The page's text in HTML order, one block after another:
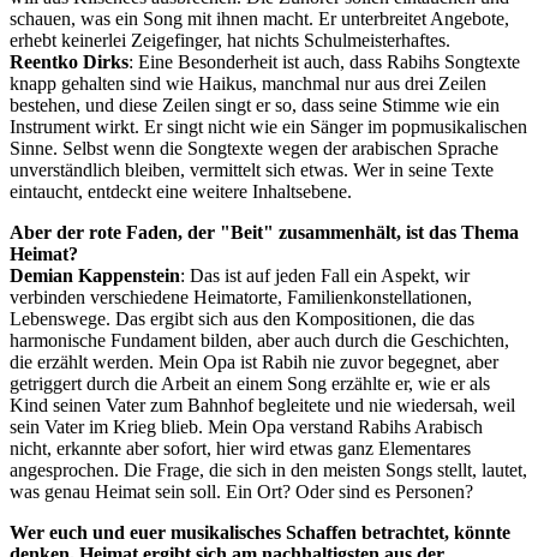
schauen, was ein Song mit ihnen macht. Er unterbreitet Angebote,
erhebt keinerlei Zeigefinger, hat nichts Schulmeisterhaftes.
Reentko Dirks: Eine Besonderheit ist auch, dass Rabihs Songtexte
knapp gehalten sind wie Haikus, manchmal nur aus drei Zeilen
bestehen, und diese Zeilen singt er so, dass seine Stimme wie ein
Instrument wirkt. Er singt nicht wie ein Sänger im popmusikalischen
Sinne. Selbst wenn die Songtexte wegen der arabischen Sprache
unverständlich bleiben, vermittelt sich etwas. Wer in seine Texte
eintaucht, entdeckt eine weitere Inhaltsebene.
Aber der rote Faden, der "Beit" zusammenhält, ist das Thema
Heimat?
Demian Kappenstein: Das ist auf jeden Fall ein Aspekt, wir
verbinden verschiedene Heimatorte, Familienkonstellationen,
Lebenswege. Das ergibt sich aus den Kompositionen, die das
harmonische Fundament bilden, aber auch durch die Geschichten,
die erzählt werden. Mein Opa ist Rabih nie zuvor begegnet, aber
getriggert durch die Arbeit an einem Song erzählte er, wie er als
Kind seinen Vater zum Bahnhof begleitete und nie wiedersah, weil
sein Vater im Krieg blieb. Mein Opa verstand Rabihs Arabisch
nicht, erkannte aber sofort, hier wird etwas ganz Elementares
angesprochen. Die Frage, die sich in den meisten Songs stellt, lautet,
was genau Heimat sein soll. Ein Ort? Oder sind es Personen?
Wer euch und euer musikalisches Schaffen betrachtet, könnte